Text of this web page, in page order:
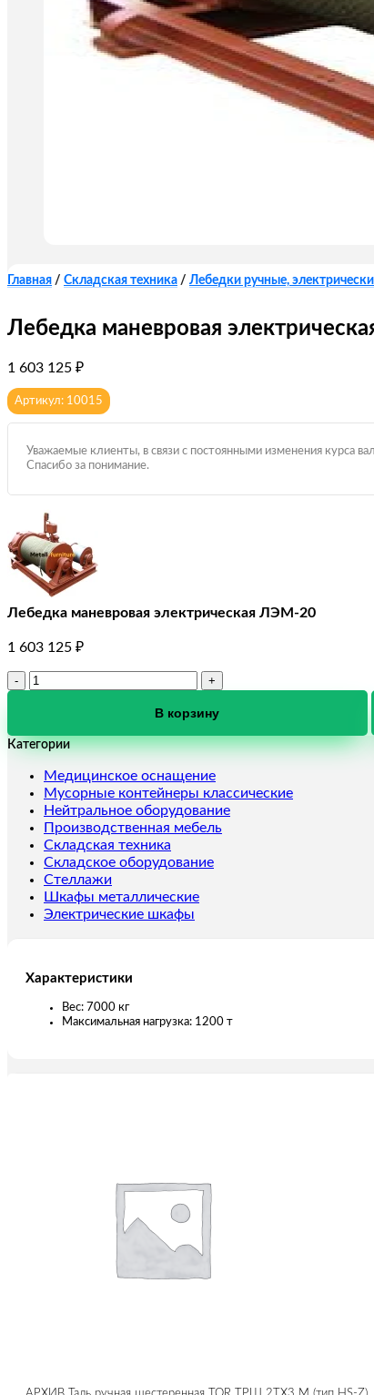
Главная / Складская техника / Лебедки ручные,
Лебедка маневровая
1 603 125 ₽
Артикул: 10015
Уважаемые клиенты, в связи с постоянными изменения курса
Спасибо за понимание.
Лебедка маневровая электрическая ЛЭМ-20
1 603 125 ₽
Количество
электрическая
В корзину
Категории
Медицинское оснащение
Мусорные контейнеры классические
Нейтральное оборудование
Производственная мебель
Складская техника
Складское оборудование
Стеллажи
Шкафы металлические
Электрические шкафы
Характеристики
Вес: 7000 кг
Максимальная нагрузка: 1200 т